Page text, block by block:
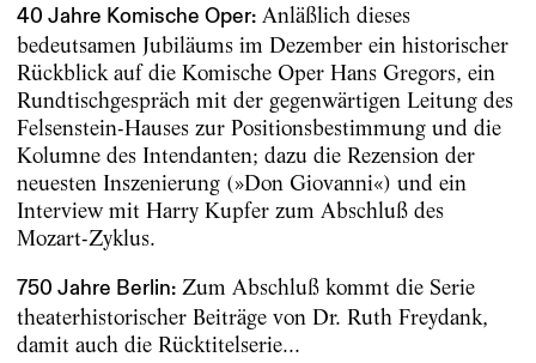
40 Jahre Komische Oper:Anläßlich dieses
bedeutsamen Jubiläums im Dezember ein historischer
Rückblick auf die Komische Oper Hans Gregors, ein
Rundtischgespräch mit der gegenwärtigen Leitung des
Felsenstein-Hauses zur Positionsbestimmung und die
Kolumne des Intendanten; dazu die Rezension der
neuesten Inszenierung (»Don Giovanni«) und ein
Interview mit Harry Kupfer zum Abschluß des
Mozart-Zyklus.
750 Jahre Berlin:Zum Abschluß kommt die Serie
theaterhistorischer Beiträge von Dr. Ruth Freydank,
damit auch die Rücktitelserie...